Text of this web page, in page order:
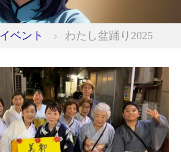
イベント わたし盆踊り2025